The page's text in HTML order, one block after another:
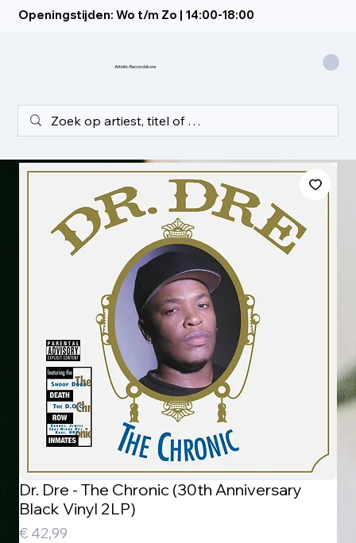
Openingstijden: Wo t/m Zo | 14:00-18:00
Artistic Recordstore
Dr. Dre - The Chronic (30th Anniversary
Black Vinyl 2LP)
€ 42,99